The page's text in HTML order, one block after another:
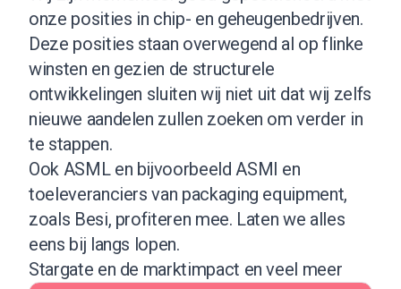
onze posities in chip- en geheugenbedrijven.
Deze posities staan overwegend al op flinke
winsten en gezien de structurele
ontwikkelingen sluiten wij niet uit dat wij zelfs
nieuwe aandelen zullen zoeken om verder in
te stappen.
Ook ASML en bijvoorbeeld ASMI en
toeleveranciers van packaging equipment,
zoals Besi, profiteren mee. Laten we alles
eens bij langs lopen.
Stargate en de marktimpact en veel meer